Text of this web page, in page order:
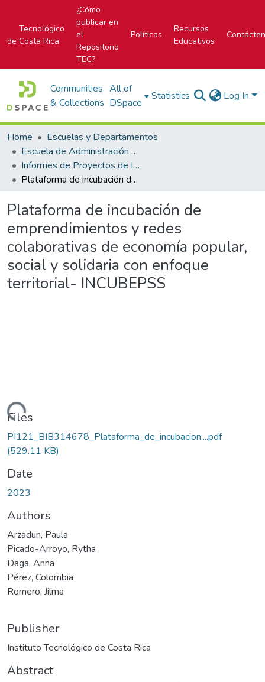
Tecnológico
de Costa Rica
¿Cómo
publicar en
el
Repositorio
TEC?
Políticas
Recursos
Educativos
Communities
& Collections
All of
DSpace
Statistics Log In
Home
Escuelas y Departamentos
Escuela de Administración de Empresas
Informes de Proyectos de Investigación
Plataforma de incubación de emprendimientos y redes colaborativas de economía popular, social y solidaria con enfoque territorial- INCUBEPSS
Plataforma de incubación de
emprendimientos y redes
colaborativas de economía popular,
social y solidaria con enfoque
territorial- INCUBEPSS
Files
PI121_BIB314678_Plataforma_de_incubacion....pdf
(529.11 KB)
Date
2023
Authors
Arzadun, Paula
Picado-Arroyo, Rytha
Daga, Anna
Pérez, Colombia
Romero, Jilma
Publisher
Instituto Tecnológico de Costa Rica
Abstract